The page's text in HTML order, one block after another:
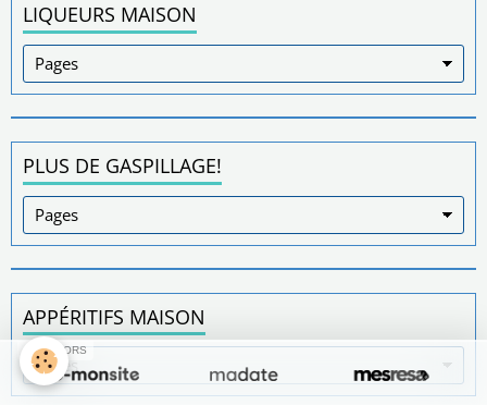
LIQUEURS MAISON
PLUS DE GASPILLAGE!
APPÉRITIFS MAISON
SPONSORS